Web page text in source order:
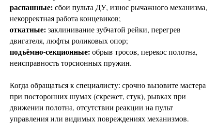
распашные: сбои пульта ДУ, износ рычажного механизма,
некорректная работа концевиков;
откатные: заклинивание зубчатой рейки, перегрев
двигателя, люфты роликовых опор;
подъёмно‑секционные: обрыв тросов, перекос полотна,
неисправность торсионных пружин.
Когда обращаться к специалисту: срочно вызовите мастера
при посторонних шумах (скрежет, стук), рывках при
движении полотна, отсутствии реакции на пульт
управления или видимых повреждениях механизмов.